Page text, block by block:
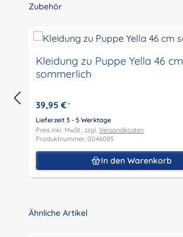
Produktgalerie überspringen
Zubehör
Kleidung zu Puppe Yella 46 cm
sommerlich
39,95 € *
Lieferzeit 3 - 5 Werktage
Preis inkl. MwSt., zzgl. Versandkosten
Produktnummer: 0046085
In den Warenkorb
Produktgalerie überspringen
Ähnliche Artikel